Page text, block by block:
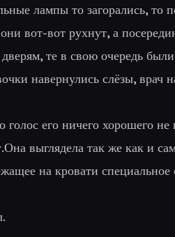
лампы то загорались, то
вот-вот рухнут, а
те в свою очередь
навернулись слёзы, врач
его ничего хорошего не
выглядела так же как и
на кровати специальное